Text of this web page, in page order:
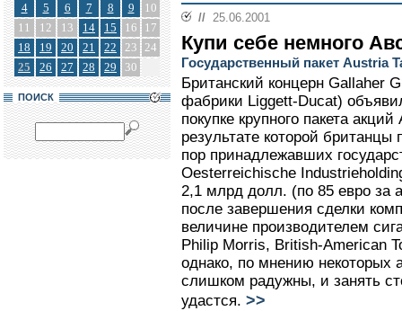
4
5 6 7 8 9
10
11
12 13 14 15 16
17
18
19 20 21 22 23 24
25
26 27 28 29 30
ПОИСК
// 25.06.2001
Купи себе немного
Государственный пакет Austria
Британский концерн Gallaher
фабрики Liggett-Ducat)
покупке крупного пакета
результате которой
пор принадлежавших
Oesterreichische
2,1 млрд долл. (по 85 евро за
после завершения сделки
величине производителем
Philip Morris, British-American
однако, по мнению некоторых
слишком радужны, и занять
удастся. >>